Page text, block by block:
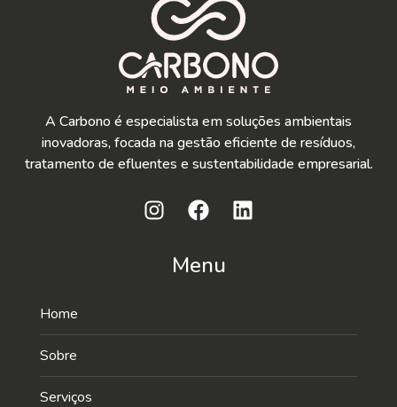
A Carbono é especialista em soluções ambientais
inovadoras, focada na gestão eficiente de resíduos,
tratamento de efluentes e sustentabilidade empresarial.
Menu
Home
Sobre
Serviços